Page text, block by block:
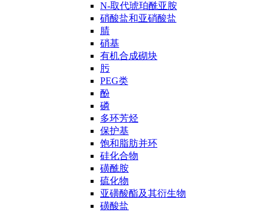
N-取代琥珀酰亚胺
硝酸盐和亚硝酸盐
腈
硝基
有机合成砌块
肟
PEG类
酚
磷
多环芳烃
保护基
饱和脂肪并环
硅化合物
磺酰胺
硫化物
亚磺酸酯及其衍生物
磺酸盐